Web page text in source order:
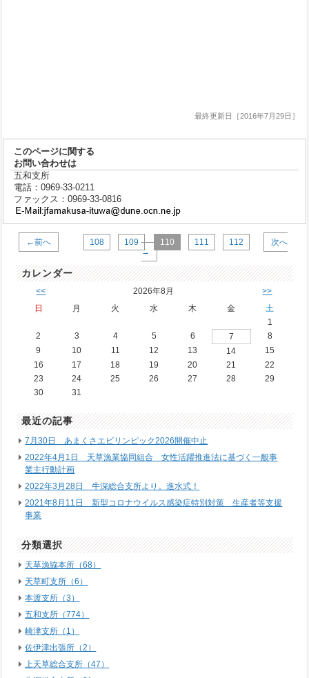
最終更新日［2016年7月29日］
このページに関する
お問い合わせは
五和支所
電話：0969-33-0211
ファックス：0969-33-0816
←前へ 108 109 110 111 112
次へ
→
カレンダー
<< 2026年8月 >>
日 月 火 水 木 金
土
1
2
3 4 5 6 7
8
9
10 11 12 13 14
15
16
17 18 19 20 21
22
23
24 25 26 27 28
29
30
31
最近の記事
7月30日 あまくさエビリンピック2026開催中止
2022年4月1日 天草漁業協同組合 女性活躍推進法に基づく一般事
業主行動計画
2022年3月28日 牛深総合支所より。進水式！
2021年8月11日 新型コロナウイルス感染症特別対策 生産者等支援
事業
分類選択
天草漁協本所（68）
天草町支所（6）
本渡支所（3）
五和支所（774）
崎津支所（1）
佐伊津出張所（2）
上天草総合支所（47）